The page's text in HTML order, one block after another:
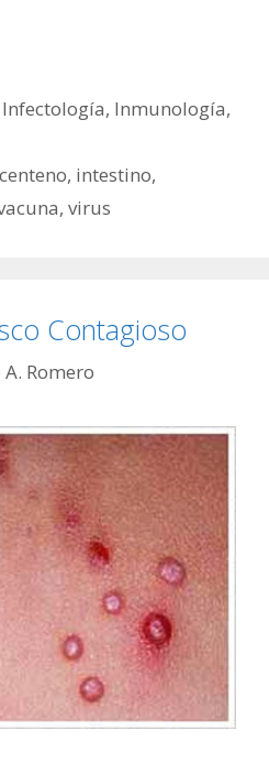
Infectología, Inmunología,
centeno, intestino,
, virus
Contagioso
Romero